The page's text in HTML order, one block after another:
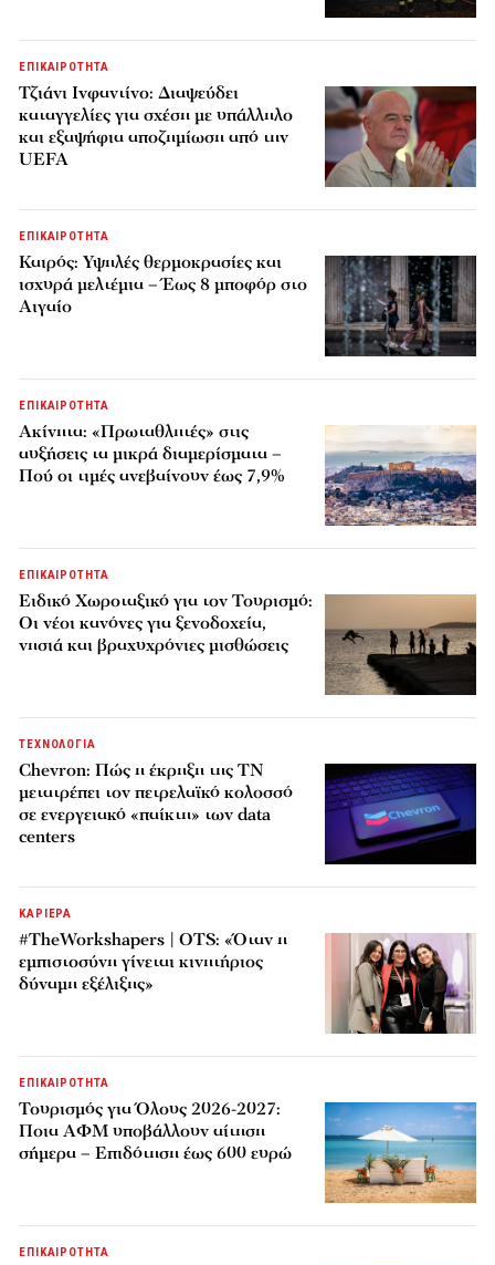
ΕΠΙΚΑΙΡΟΤΗΤΑ
Τζιάνι Ινφαντίνο: Διαψεύδει
καταγγελίες για σχέση με υπάλληλο
και εξαψήφια αποζημίωση από την
UEFA
ΕΠΙΚΑΙΡΟΤΗΤΑ
Καιρός: Υψηλές θερμοκρασίες και
ισχυρά μελτέμια – Έως 8 μποφόρ στο
Αιγαίο
ΕΠΙΚΑΙΡΟΤΗΤΑ
Ακίνητα: «Πρωταθλητές» στις
αυξήσεις τα μικρά διαμερίσματα –
Πού οι τιμές ανεβαίνουν έως 7,9%
ΕΠΙΚΑΙΡΟΤΗΤΑ
Ειδικό Χωροταξικό για τον Τουρισμό:
Οι νέοι κανόνες για ξενοδοχεία,
νησιά και βραχυχρόνιες μισθώσεις
ΤΕΧΝΟΛΟΓΙΑ
Chevron: Πώς η έκρηξη της ΤΝ
μετατρέπει τον πετρελαϊκό κολοσσό
σε ενεργειακό «παίκτη» των data
centers
ΚΑΡΙΕΡΑ
#TheWorkshapers | OTS: «Όταν η
εμπιστοσύνη γίνεται κινητήριος
δύναμη εξέλιξης»
ΕΠΙΚΑΙΡΟΤΗΤΑ
Τουρισμός για Όλους 2026-2027:
Ποια ΑΦΜ υποβάλλουν αίτηση
σήμερα – Επιδότηση έως 600 ευρώ
ΕΠΙΚΑΙΡΟΤΗΤΑ